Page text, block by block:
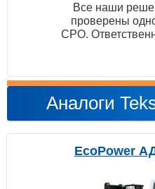
Все наши
проверены
СРО.
Аналоги
EcoPower